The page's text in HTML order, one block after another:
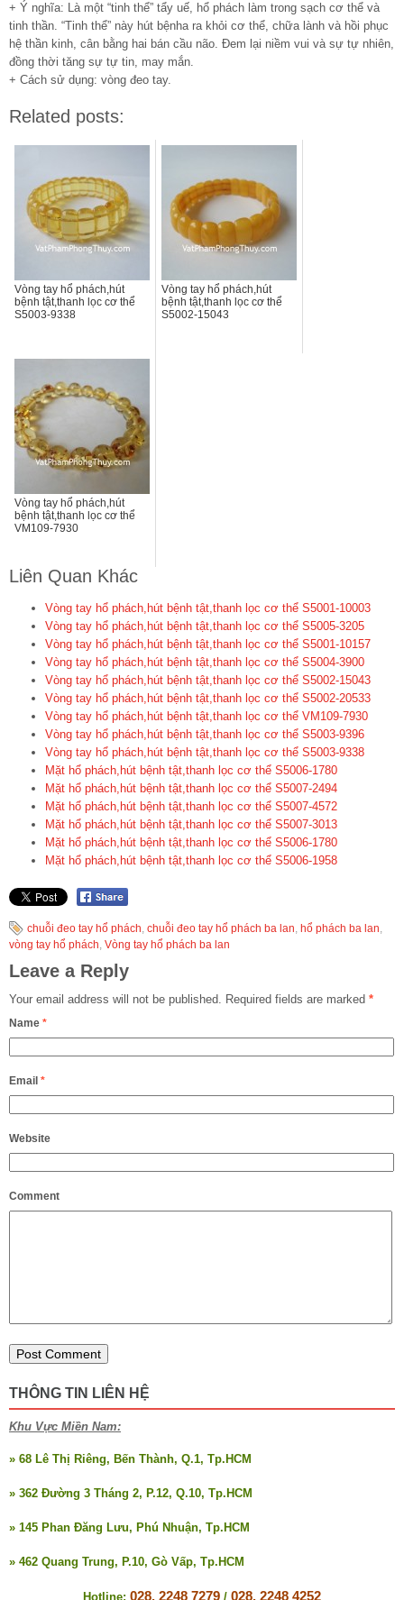
+ Ý nghĩa: Là một “tinh thể” tẩy uế, hổ phách làm trong sạch cơ thể và
tinh thần. “Tinh thể” này hút bệnha ra khỏi cơ thể, chữa lành và hồi phục
hệ thần kinh, cân bằng hai bán cầu não. Đem lại niềm vui và sự tự nhiên,
đồng thời tăng sự tự tin, may mắn.
+ Cách sử dụng: vòng đeo tay.
Related posts:
Vòng tay hổ phách,hút
bệnh tật,thanh lọc cơ thể
S5003-9338
Vòng tay hổ phách,hút
bệnh tật,thanh lọc cơ thể
S5002-15043
Vòng tay hổ phách,hút
bệnh tật,thanh lọc cơ thể
VM109-7930
Liên Quan Khác
Vòng tay hổ phách,hút bệnh tật,thanh lọc cơ thể S5001-10003
Vòng tay hổ phách,hút bệnh tật,thanh lọc cơ thể S5005-3205
Vòng tay hổ phách,hút bệnh tật,thanh lọc cơ thể S5001-10157
Vòng tay hổ phách,hút bệnh tật,thanh lọc cơ thể S5004-3900
Vòng tay hổ phách,hút bệnh tật,thanh lọc cơ thể S5002-15043
Vòng tay hổ phách,hút bệnh tật,thanh lọc cơ thể S5002-20533
Vòng tay hổ phách,hút bệnh tật,thanh lọc cơ thể VM109-7930
Vòng tay hổ phách,hút bệnh tật,thanh lọc cơ thể S5003-9396
Vòng tay hổ phách,hút bệnh tật,thanh lọc cơ thể S5003-9338
Mặt hổ phách,hút bệnh tật,thanh lọc cơ thể S5006-1780
Mặt hổ phách,hút bệnh tật,thanh lọc cơ thể S5007-2494
Mặt hổ phách,hút bệnh tật,thanh lọc cơ thể S5007-4572
Mặt hổ phách,hút bệnh tật,thanh lọc cơ thể S5007-3013
Mặt hổ phách,hút bệnh tật,thanh lọc cơ thể S5006-1780
Mặt hổ phách,hút bệnh tật,thanh lọc cơ thể S5006-1958
chuỗi đeo tay hổ phách chuỗi đeo tay hổ phách ba lan hổ phách ba lan
vòng tay hổ phách Vòng tay hổ phách ba lan
Leave a Reply
Your email address will not be published. Required fields are marked *
Name *
Email *
Website
Comment
THÔNG TIN LIÊN HỆ
Khu Vực Miền Nam:
» 68 Lê Thị Riêng, Bến Thành, Q.1, Tp.HCM
» 362 Đường 3 Tháng 2, P.12, Q.10, Tp.HCM
» 145 Phan Đăng Lưu, Phú Nhuận, Tp.HCM
» 462 Quang Trung, P.10, Gò Vấp, Tp.HCM
Hotline: 028. 2248 7279 / 028. 2248 4252